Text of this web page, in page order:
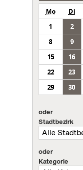
Mo Di
1
2
8
9
15
16
22
23
29
30
oder
Stadtbezirk
oder
Kategorie